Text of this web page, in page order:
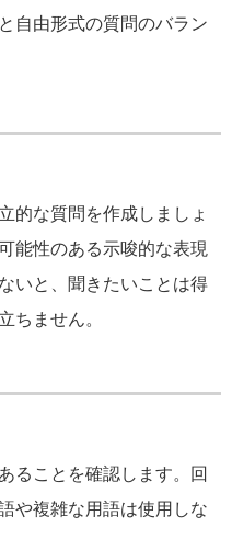
自由形式の質問のバラン
的な質問を作成しましょ
能性のある示唆的な表現
いと、聞きたいことは得
ちません。
ることを確認します。回
や複雑な用語は使用しな